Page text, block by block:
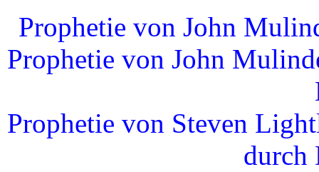
Prophetie von John
Prophetie von John
Prophetie von Steven
durch